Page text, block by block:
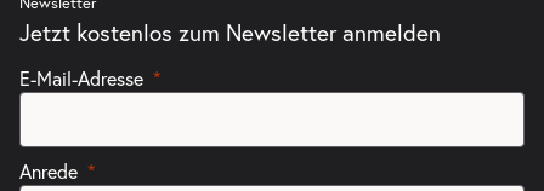
Jetzt kostenlos zum Newsletter anmelden
E-Mail-Adresse
Anrede